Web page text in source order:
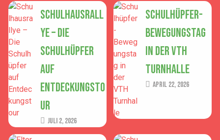
Schulhausrall
ye – Die
Schulhüpfer
auf
Entdeckungsto
ur
Juli 2, 2026
Schulhüpfer-
Bewegungstag
in der VTH
Turnhalle
April 22, 2026